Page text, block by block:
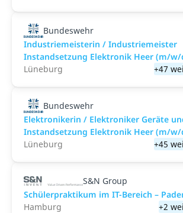
Bundeswehr
Industriemeisterin / Industriemeister
Instandsetzung Elektronik Heer (m/w/
Lüneburg
+47
Bundeswehr
Elektronikerin / Elektroniker Geräte
Instandsetzung Elektronik Heer (m/w/
Lüneburg
+45
S&N Group
Schülerpraktikum im IT-Bereich –
Hamburg
+2